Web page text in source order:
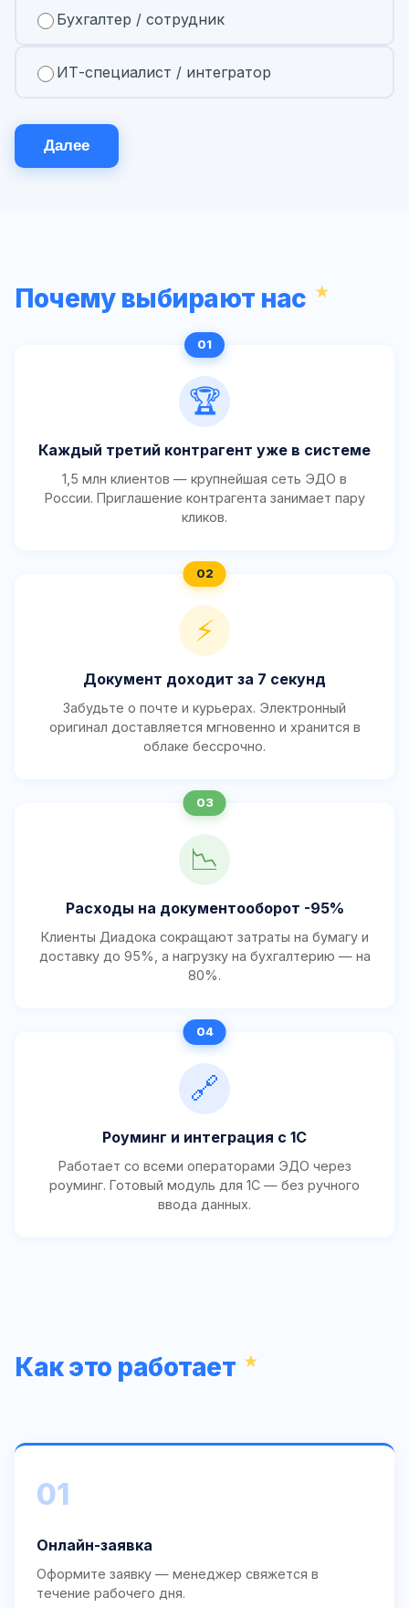
Бухгалтер / сотрудник
ИТ-специалист / интегратор
Далее
Почему выбирают нас
🏆
Каждый третий контрагент уже в системе
1,5 млн клиентов — крупнейшая сеть ЭДО в
России. Приглашение контрагента занимает пару
кликов.
⚡
Документ доходит за 7 секунд
Забудьте о почте и курьерах. Электронный
оригинал доставляется мгновенно и хранится в
облаке бессрочно.
📉
Расходы на документооборот -95%
Клиенты Диадока сокращают затраты на бумагу и
доставку до 95%, а нагрузку на бухгалтерию — на
80%.
🔗
Роуминг и интеграция с 1С
Работает со всеми операторами ЭДО через
роуминг. Готовый модуль для 1С — без ручного
ввода данных.
Как это работает
01
Онлайн-заявка
Оформите заявку — менеджер свяжется в
течение рабочего дня.